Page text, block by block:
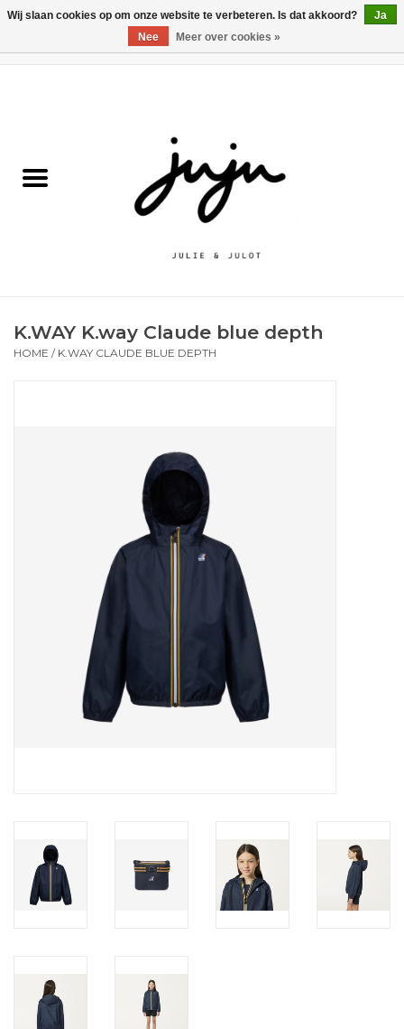
Kledij jongens
Schoenen
K.WAY K.way Claude blue depth
HOME / K.WAY CLAUDE BLUE DEPTH
Wij slaan cookies op om onze website te verbeteren. Is dat akkoord?
Ja
Nee
Meer over cookies »